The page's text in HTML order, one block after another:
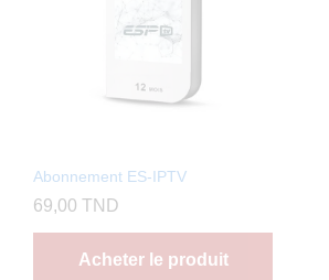
Abonnement ES-IPTV
69,00TND
Acheter le produit